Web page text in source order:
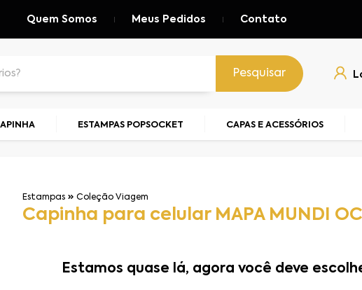
Quem Somos Meus Pedidos Contato
Pesquisar
ESTAMPAS POPSOCKET CAPAS E ACESSÓRIOS
Estampas Coleção Viagem
Capinha para celular MAPA MUNDI
Estamos quase lá, agora você deve